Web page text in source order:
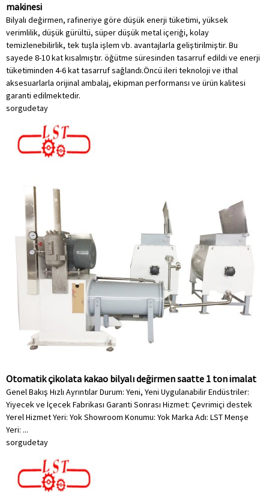
makinesi
Bilyalı değirmen, rafineriye göre düşük enerji tüketimi, yüksek
verimlilik, düşük gürültü, süper düşük metal içeriği, kolay
temizlenebilirlik, tek tuşla işlem vb. avantajlarla geliştirilmiştir. Bu
sayede 8-10 kat kısalmıştır. öğütme süresinden tasarruf edildi ve enerji
tüketiminden 4-6 kat tasarruf sağlandı.Öncü ileri teknoloji ve ithal
aksesuarlarla orijinal ambalaj, ekipman performansı ve ürün kalitesi
garanti edilmektedir.
sorgudetay
Otomatik çikolata kakao bilyalı değirmen saatte 1 ton imalat
Genel Bakış Hızlı Ayrıntılar Durum: Yeni, Yeni Uygulanabilir Endüstriler:
Yiyecek ve İçecek Fabrikası Garanti Sonrası Hizmet: Çevrimiçi destek
Yerel Hizmet Yeri: Yok Showroom Konumu: Yok Marka Adı: LST Menşe
Yeri: ...
sorgudetay